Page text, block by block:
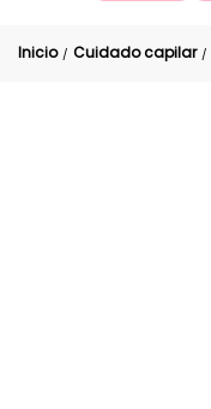
Inicio / Cuidado capilar /